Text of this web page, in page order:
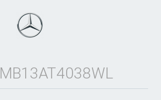
MB13AT4038WL